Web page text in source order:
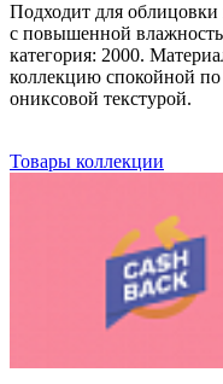
Подходит для
с повышенной
категория: 2000.
коллекцию спокойной
ониксовой текстурой.
Товары коллекции